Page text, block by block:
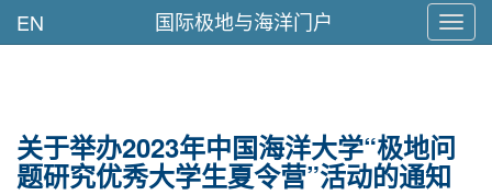
EN 国际极地与海洋门户
关于举办2023年中国海洋大学“极地问
题研究优秀大学生夏令营”活动的通知